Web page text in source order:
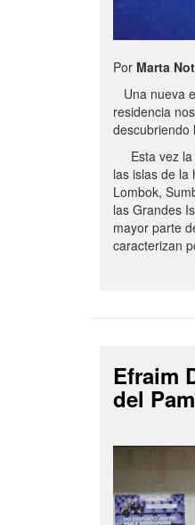
Por Marta
Una nueva
residencia
descubriendo
Esta vez la
las islas de la
Lombok,
las Grandes
mayor parte
caracterizan
Efraim
del